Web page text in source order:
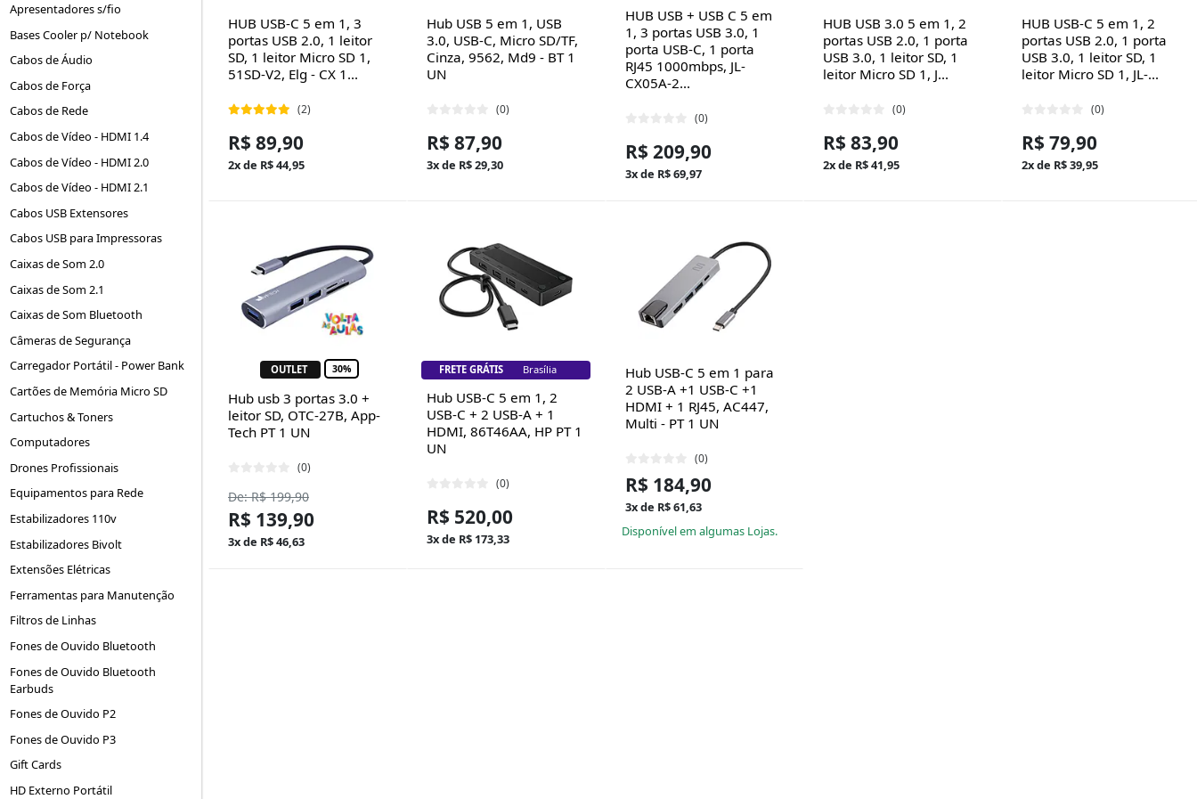
Apresentadores s/fio
Bases Cooler p/ Notebook
Cabos de Áudio
Cabos de Força
Cabos de Rede
Cabos de Vídeo - HDMI 1.4
Cabos de Vídeo - HDMI 2.0
Cabos de Vídeo - HDMI 2.1
Cabos USB Extensores
Cabos USB para Impressoras
Caixas de Som 2.0
Caixas de Som 2.1
Caixas de Som Bluetooth
Câmeras de Segurança
Carregador Portátil - Power Bank
Cartões de Memória Micro SD
Cartuchos & Toners
Computadores
Drones Profissionais
Equipamentos para Rede
Estabilizadores 110v
Estabilizadores Bivolt
Extensões Elétricas
Ferramentas para Manutenção
Filtros de Linhas
Fones de Ouvido Bluetooth
Fones de Ouvido Bluetooth
Earbuds
Fones de Ouvido P2
Fones de Ouvido P3
Gift Cards
HD Externo Portátil
HUB USB-C 5 em 1, 3
portas USB 2.0, 1 leitor
SD, 1 leitor Micro SD 1,
51SD-V2, Elg - CX 1...
(2)
R$ 89,90
2x de R$ 44,95
Hub USB 5 em 1, USB
3.0, USB-C, Micro SD/TF,
Cinza, 9562, Md9 - BT 1
UN
(0)
R$ 87,90
3x de R$ 29,30
HUB USB + USB C 5 em
1, 3 portas USB 3.0, 1
porta USB-C, 1 porta
RJ45 1000mbps, JL-
CX05A-2...
(0)
R$ 209,90
3x de R$ 69,97
HUB USB 3.0 5 em 1, 2
portas USB 2.0, 1 porta
USB 3.0, 1 leitor SD, 1
leitor Micro SD 1, J...
(0)
R$ 83,90
2x de R$ 41,95
HUB USB-C 5 em 1, 2
portas USB 2.0, 1 porta
USB 3.0, 1 leitor SD, 1
leitor Micro SD 1, JL-...
(0)
R$ 79,90
2x de R$ 39,95
OUTLET 30%
Hub usb 3 portas 3.0 +
leitor SD, OTC-27B, App-
Tech PT 1 UN
(0)
De: R$ 199,90
R$ 139,90
3x de R$ 46,63
FRETE GRÁTIS Brasília
Hub USB-C 5 em 1, 2
USB-C + 2 USB-A + 1
HDMI, 86T46AA, HP PT 1
UN
(0)
R$ 520,00
3x de R$ 173,33
Hub USB-C 5 em 1 para
2 USB-A +1 USB-C +1
HDMI + 1 RJ45, AC447,
Multi - PT 1 UN
(0)
R$ 184,90
3x de R$ 61,63
Disponível em algumas Lojas.